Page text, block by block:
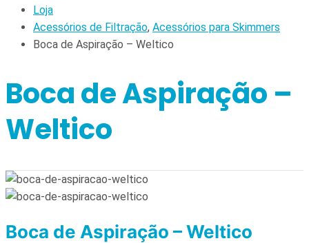
Loja
Acessórios de Filtração, Acessórios para Skimmers
Boca de Aspiração – Weltico
Boca de Aspiração –
Weltico
Boca de Aspiração – Weltico